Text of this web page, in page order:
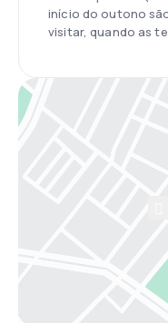
início do outono
visitar, quando as